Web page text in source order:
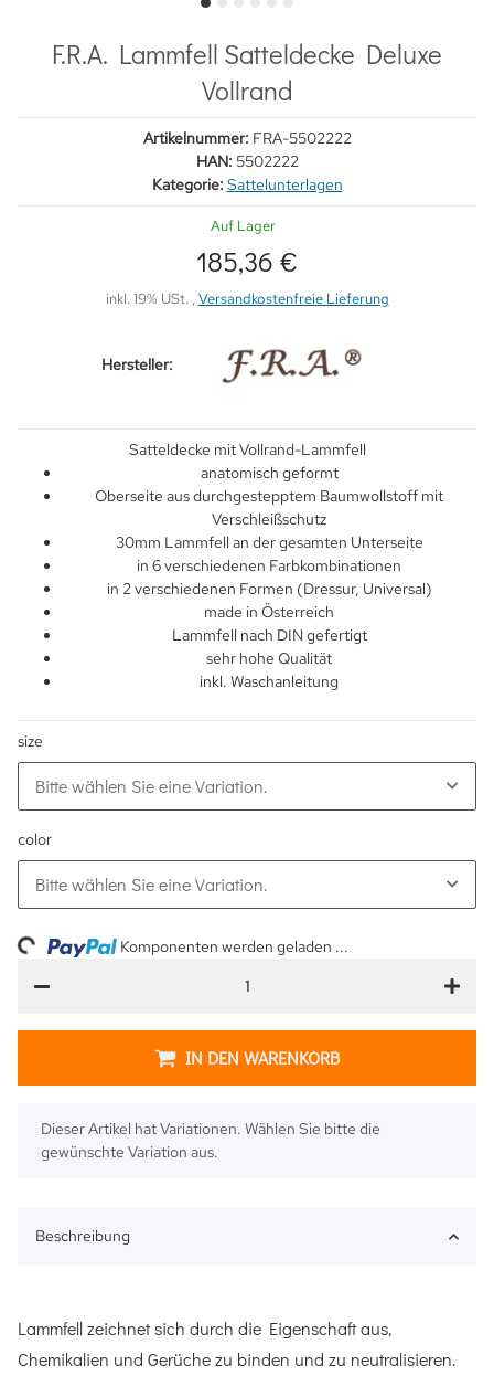
F.R.A. Lammfell Satteldecke Deluxe
Vollrand
Artikelnummer: FRA-5502222
HAN: 5502222
Kategorie: Sattelunterlagen
Auf Lager
185,36 €
inkl. 19% USt. ,Versandkostenfreie Lieferung
Hersteller:
Satteldecke mit Vollrand-Lammfell
anatomisch geformt
Oberseite aus durchgestepptem Baumwollstoff mit
Verschleißschutz
30mm Lammfell an der gesamten Unterseite
in 6 verschiedenen Farbkombinationen
in 2 verschiedenen Formen (Dressur, Universal)
made in Österreich
Lammfell nach DIN gefertigt
sehr hohe Qualität
inkl. Waschanleitung
size
Bitte wählen Sie eine Variation.
color
Bitte wählen Sie eine Variation.
IN DEN WARENKORB
Loading... Komponenten werden geladen ...
x
Dieser Artikel hat Variationen. Wählen Sie bitte die
gewünschte Variation aus.
Beschreibung
Lammfell zeichnet sich durch die Eigenschaft aus,
Chemikalien und Gerüche zu binden und zu neutralisieren.